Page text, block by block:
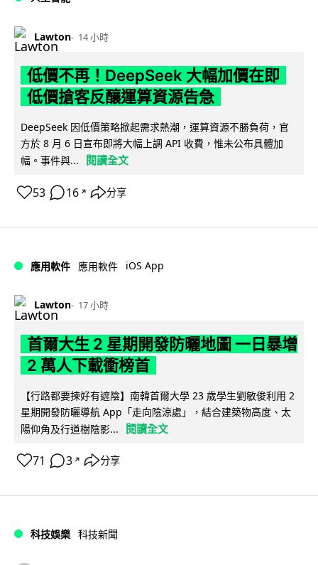
Lawton 14 小時
低價不再！DeepSeek 大幅加價在即
低價搶客反釀運算資源告急
DeepSeek 因低價策略掀起需求熱潮，運算資源不勝負荷，官
方於 8 月 6 日宣布即將大幅上調 API 收費，惟未公布具體加
幅。事件與...
閱讀全文
53 16 ↗ 分享
應用軟件 應用軟件 iOS App
Lawton 17 小時
首爾大生 2 星期開發防曬地圖 一日暴增
2 萬人下載衝榜首
【行路都要揀好有遮陰】南韓首爾大學 23 歲學生劉敏俊利用 2
星期開發防曬導航 App「走向陰涼處」，結合建築物高度、太
陽仰角及行道樹陰影...
閱讀全文
71 3 ↗ 分享
科技娛樂 科技新聞